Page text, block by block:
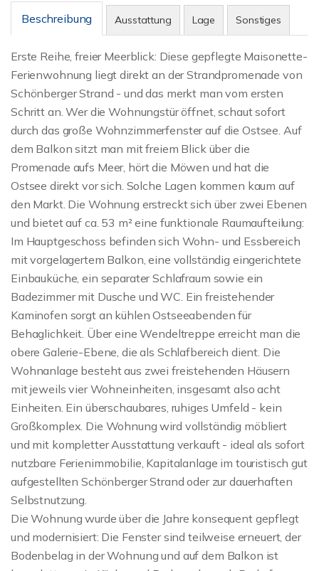
Beschreibung Ausstattung Lage Sonstiges
Erste Reihe, freier Meerblick: Diese gepflegte Maisonette-
Ferienwohnung liegt direkt an der Strandpromenade von
Schönberger Strand - und das merkt man vom ersten
Schritt an. Wer die Wohnungstür öffnet, schaut sofort
durch das große Wohnzimmerfenster auf die Ostsee. Auf
dem Balkon sitzt man mit freiem Blick über die
Promenade aufs Meer, hört die Möwen und hat die
Ostsee direkt vor sich. Solche Lagen kommen kaum auf
den Markt. Die Wohnung erstreckt sich über zwei Ebenen
und bietet auf ca. 53 m² eine funktionale Raumaufteilung:
Im Hauptgeschoss befinden sich Wohn- und Essbereich
mit vorgelagertem Balkon, eine vollständig eingerichtete
Einbauküche, ein separater Schlafraum sowie ein
Badezimmer mit Dusche und WC. Ein freistehender
Kaminofen sorgt an kühlen Ostseeabenden für
Behaglichkeit. Über eine Wendeltreppe erreicht man die
obere Galerie-Ebene, die als Schlafbereich dient. Die
Wohnanlage besteht aus zwei freistehenden Häusern
mit jeweils vier Wohneinheiten, insgesamt also acht
Einheiten. Ein überschaubares, ruhiges Umfeld - kein
Großkomplex. Die Wohnung wird vollständig möbliert
und mit kompletter Ausstattung verkauft - ideal als sofort
nutzbare Ferienimmobilie, Kapitalanlage im touristisch gut
aufgestellten Schönberger Strand oder zur dauerhaften
Selbstnutzung.
Die Wohnung wurde über die Jahre konsequent gepflegt
und modernisiert: Die Fenster sind teilweise erneuert, der
Bodenbelag in der Wohnung und auf dem Balkon ist